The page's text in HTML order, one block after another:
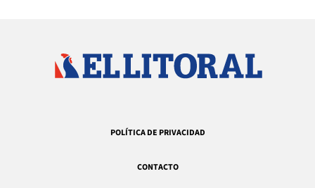
POLÍTICA DE PRIVACIDAD
CONTACTO